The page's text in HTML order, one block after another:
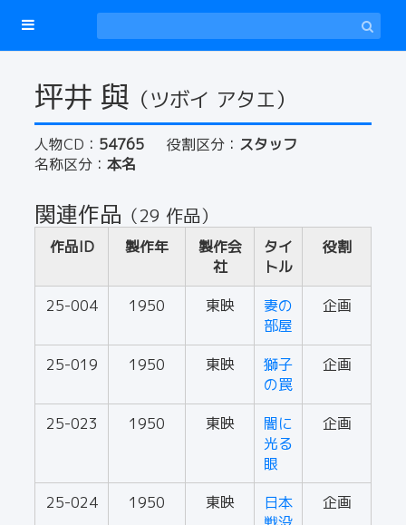
坪井 與 （ツボイ アタエ）
人物CD： 54765 役割区分： スタッフ
名称区分： 本名
関連作品 （29 作品）
作品ID 製作年
製作会
社
タイ
トル
役割
25-004 1950 東映
妻の
部屋
企画
25-019 1950 東映
獅子
の罠
企画
25-023 1950 東映
闇に
光る
眼
企画
25-024 1950 東映
日本
企画